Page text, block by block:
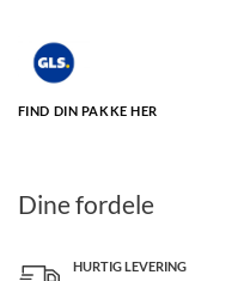
FIND DIN PAKKE HER
Dine fordele
HURTIG LEVERING